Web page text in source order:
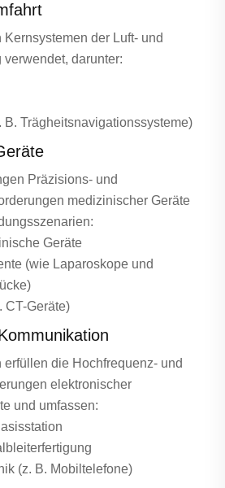
der Luft- und
verwendet, darunter:
Trägheitsnavigationssysteme)
Präzisions- und
medizinischer Geräte
Geräte
(wie Laparoskope und
CT-Geräte)
die Hochfrequenz- und
elektronischer
und umfassen:
(z. B. Mobiltelefone)